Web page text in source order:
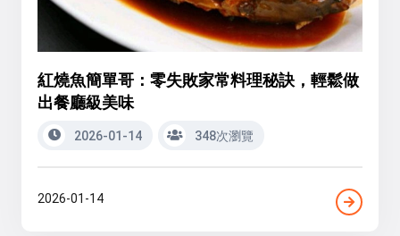
紅燒魚簡單哥：零失敗家常料理秘訣，輕鬆做
出餐廳級美味
2026-01-14 348次瀏覽
2026-01-14